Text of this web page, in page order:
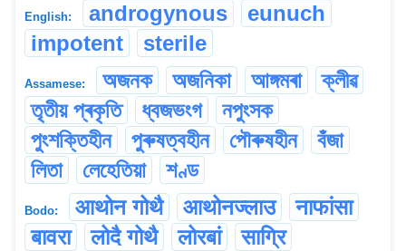
English: androgynous
eunuch
impotent
sterile
Assamese: অজনক অজনিকা আঙ্গমৰা
ক্লীৱ
তৃতীয় প্ৰকৃতি
ধ্বজভংগ
নপুংসক
পুংশক্তিহীন
পুৰুষত্বহীন পৌৰুষহীন
বঁজা
লিতা
লেহেতিয়া শণ্ড
Bodo: आथोन गोथै आथोनज्लाउ
नाफांसा
बावरा
लोदै गोथै लोरबां साग्रि